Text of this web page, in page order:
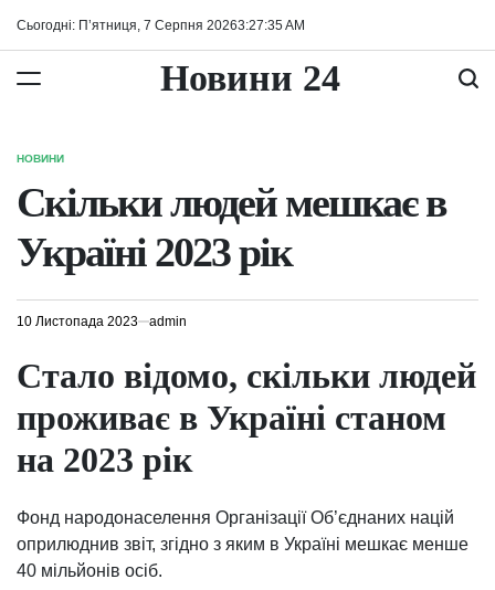
Сьогодні: П’ятниця, 7 Серпня 20263:27:36AM
Новини 24
ОПУБЛІКУВАТИ
НОВИНИ
Скільки людей мешкає в
Україні 2023 рік
10 Листопада 2023 admin
Стало відомо, скільки людей
проживає в Україні станом
на 2023 рік
Фонд народонаселення Організації Об’єднаних націй
оприлюднив звіт, згідно з яким в Україні мешкає менше
40 мільйонів осіб.